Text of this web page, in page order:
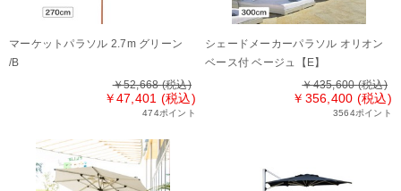
マーケットパラソル 2.7m グリーン
/B
￥52,668(税込)
￥47,401 (税込)
474ポイント
シェードメーカーパラソル オリオン
ベース付 ベージュ【E】
￥435,600(税込)
￥356,400 (税込)
3564ポイント